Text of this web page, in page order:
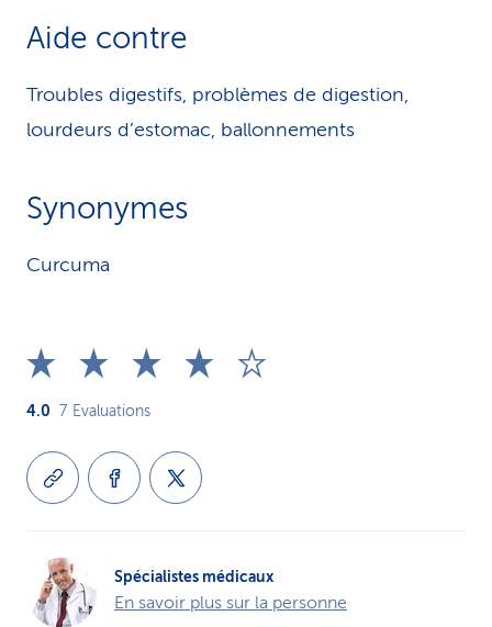
Aide contre
Troubles digestifs, problèmes de digestion,
lourdeurs d’estomac, ballonnements
Synonymes
Curcuma
4.0 7 Evaluations
Spécialistes médicaux
En savoir plus sur la personne